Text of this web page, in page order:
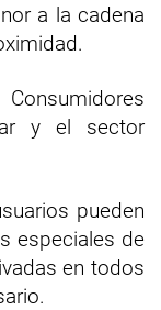
a la cadena
Consumidores
y el sector
pueden
especiales de
en todos